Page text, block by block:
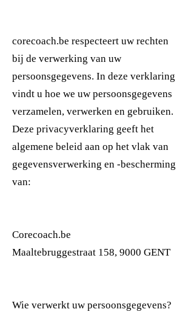
corecoach.be respecteert uw rechten
bij de verwerking van uw
persoonsgegevens. In deze verklaring
vindt u hoe we uw persoonsgegevens
verzamelen, verwerken en gebruiken.
Deze privacyverklaring geeft het
algemene beleid aan op het vlak van
gegevensverwerking en -bescherming
van:
Corecoach.be
Maaltebruggestraat 158, 9000 GENT
Wie verwerkt uw persoonsgegevens?